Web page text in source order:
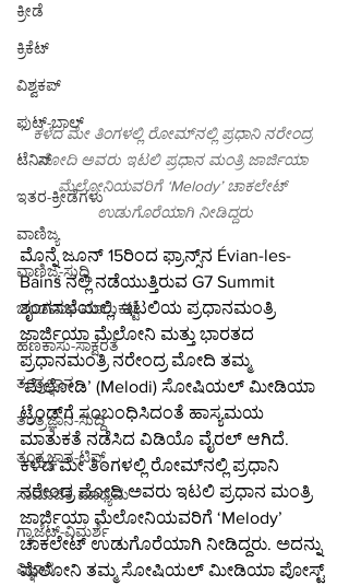
ಕ್ರೀಡೆ
ಕ್ರಿಕೆಟ್
ವಿಶ್ವಕಪ್
ಫುಟ್-ಬಾಲ್
ಟೆನಿಸ್
ಇತರ-ಕ್ರೀಡೆಗಳು
ವಾಣಿಜ್ಯ
ವಾಣಿಜ್ಯ-ಸುದ್ದಿ
ಬಂಡವಾಳ-ಮಾರುಕಟ್ಟೆ
ಹಣಕಾಸು-ಸಾಕ್ಷರತೆ
ತಂತ್ರಜ್ಞಾನ
ತಂತ್ರಜ್ಞಾನ-ಸುದ್ದಿ
ತಂತ್ರಜ್ಞಾನ-ಟಿಪ್ಸ್
ಸಾಮಾಜಿಕ ಮಾಧ್ಯಮ
ಗ್ಯಾಜೆಟ್-ವಿಮರ್ಶೆ
ವಿಜ್ಞಾನ
ಕಳೆದ ಮೇ ತಿಂಗಳಲ್ಲಿ ರೋಮ್‌ನಲ್ಲಿ ಪ್ರಧಾನಿ ನರೇಂದ್ರ
ಮೋದಿ ಅವರು ಇಟಲಿ ಪ್ರಧಾನ ಮಂತ್ರಿ ಜಾರ್ಜಿಯಾ
ಮೆಲೋನಿಯವರಿಗೆ ‘Melody’ ಚಾಕಲೇಟ್
ಉಡುಗೊರೆಯಾಗಿ ನೀಡಿದ್ದರು
ಮೊನ್ನೆ ಜೂನ್ 15ರಿಂದ ಫ್ರಾನ್ಸ್‌ನ Évian-les-
Bains ನಲ್ಲಿ ನಡೆಯುತ್ತಿರುವ G7 Summit
ಶೃಂಗಸಭೆಯಲ್ಲಿ, ಇಟಲಿಯ ಪ್ರಧಾನಮಂತ್ರಿ
ಜಾರ್ಜಿಯಾ ಮೆಲೋನಿ ಮತ್ತು ಭಾರತದ
ಪ್ರಧಾನಮಂತ್ರಿ ನರೇಂದ್ರ ಮೋದಿ ತಮ್ಮ
‘ಮೆಲೋಡಿ’ (Melodi) ಸೋಷಿಯಲ್ ಮೀಡಿಯಾ
ಟ್ರೆಂಡ್‌ಗೆ ಸಂಬಂಧಿಸಿದಂತೆ ಹಾಸ್ಯಮಯ
ಮಾತುಕತೆ ನಡೆಸಿದ ವಿಡಿಯೊ ವೈರಲ್ ಆಗಿದೆ.
ಕಳೆದ ಮೇ ತಿಂಗಳಲ್ಲಿ ರೋಮ್‌ನಲ್ಲಿ ಪ್ರಧಾನಿ
ನರೇಂದ್ರ ಮೋದಿ ಅವರು ಇಟಲಿ ಪ್ರಧಾನ ಮಂತ್ರಿ
ಜಾರ್ಜಿಯಾ ಮೆಲೋನಿಯವರಿಗೆ ‘Melody’
ಚಾಕಲೇಟ್ ಉಡುಗೊರೆಯಾಗಿ ನೀಡಿದ್ದರು. ಅದನ್ನು
ಮೆಲೋನಿ ತಮ್ಮ ಸೋಷಿಯಲ್ ಮೀಡಿಯಾ ಪೋಸ್ಟ್